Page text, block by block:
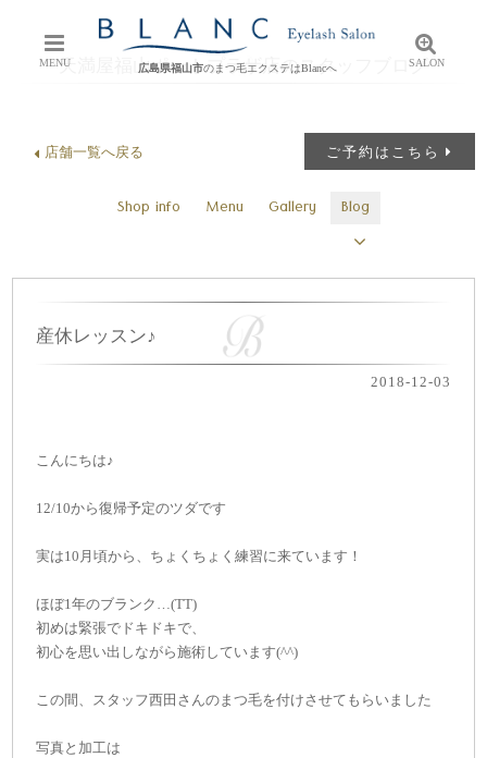
MENU 広島県福山市のまつ毛エクステはBlancへ SALON
天満屋福山ポートプラザ店のスタッフブログ
ご予約はこちら
店舗一覧へ戻る
Shop info Menu Gallery Blog
産休レッスン♪
2018-12-03
こんにちは♪
12/10から復帰予定のツダです
実は10月頃から、ちょくちょく練習に来ています！
ほぼ1年のブランク…(TT)
初めは緊張でドキドキで、
初心を思い出しながら施術しています(^^)
この間、スタッフ西田さんのまつ毛を付けさせてもらいました
写真と加工は